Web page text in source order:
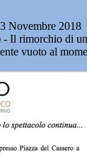
3 Novembre 2018
rimorchio di un
vuoto al